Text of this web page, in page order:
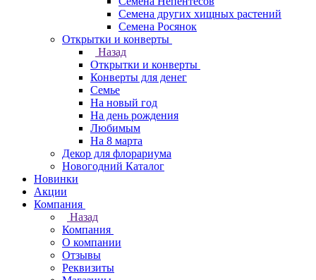
Семена других хищных растений
Семена Росянок
Открытки и конверты
Назад
Открытки и конверты
Конверты для денег
Семье
На новый год
На день рождения
Любимым
На 8 марта
Декор для флорариума
Новогодний Каталог
Новинки
Акции
Компания
Назад
Компания
О компании
Отзывы
Реквизиты